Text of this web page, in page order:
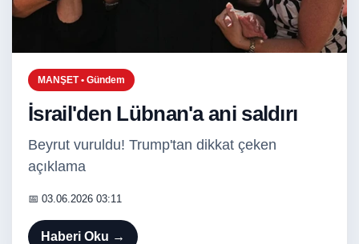
MANŞET • Gündem
İsrail'den Lübnan'a ani saldırı
Beyrut vuruldu! Trump'tan dikkat çeken
açıklama
📅 03.06.2026 03:11
Haberi Oku →